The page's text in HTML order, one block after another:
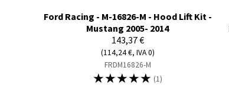
Ford Racing - M-16826-M - Hood Lift Kit -
Mustang 2005- 2014
143,37 €
(114,24 €, IVA 0)
FRDM16826-M
☆☆☆☆☆ (1)